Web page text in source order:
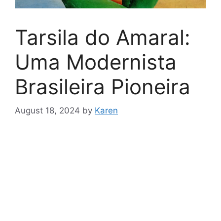
Tarsila do Amaral:
Uma Modernista
Brasileira Pioneira
August 18, 2024 by Karen